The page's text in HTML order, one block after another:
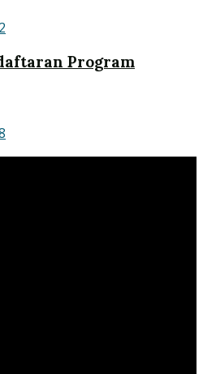
Program